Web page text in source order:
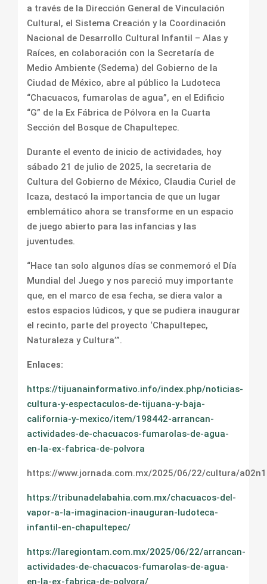
a través de la Dirección General de Vinculación
Cultural, el Sistema Creación y la Coordinación
Nacional de Desarrollo Cultural Infantil – Alas y
Raíces, en colaboración con la Secretaría de
Medio Ambiente (Sedema) del Gobierno de la
Ciudad de México, abre al público la Ludoteca
“Chacuacos, fumarolas de agua”, en el Edificio
“G” de la Ex Fábrica de Pólvora en la Cuarta
Sección del Bosque de Chapultepec.
Durante el evento de inicio de actividades, hoy
sábado 21 de julio de 2025, la secretaria de
Cultura del Gobierno de México, Claudia Curiel de
Icaza, destacó la importancia de que un lugar
emblemático ahora se transforme en un espacio
de juego abierto para las infancias y las
juventudes.
“Hace tan solo algunos días se conmemoró el Día
Mundial del Juego y nos pareció muy importante
que, en el marco de esa fecha, se diera valor a
estos espacios lúdicos, y que se pudiera inaugurar
el recinto, parte del proyecto ‘Chapultepec,
Naturaleza y Cultura’”.
Enlaces:
https://tijuanainformativo.info/index.php/noticias-
cultura-y-espectaculos-de-tijuana-y-baja-
california-y-mexico/item/198442-arrancan-
actividades-de-chacuacos-fumarolas-de-agua-
en-la-ex-fabrica-de-polvora
https://www.jornada.com.mx/2025/06/22/cultura/
https://tribunadelabahia.com.mx/chacuacos-del-
vapor-a-la-imaginacion-inauguran-ludoteca-
infantil-en-chapultepec/
https://laregiontam.com.mx/2025/06/22/arrancan-
actividades-de-chacuacos-fumarolas-de-agua-
en-la-ex-fabrica-de-polvora/